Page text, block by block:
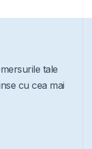
tale
cu cea mai